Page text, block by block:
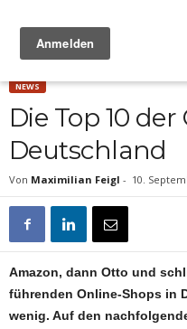
NEWS
Die Top 10
Deutschland
Von Maximilian Feigl - 10.
Amazon, dann Otto und
führenden Online-Shops in
wenig. Auf den